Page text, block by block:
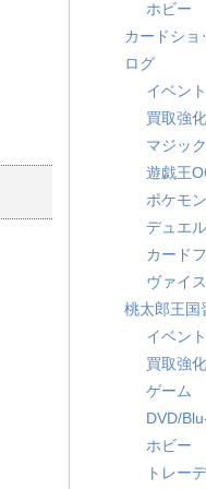
ホビー
カードショ
ログ
イベン
買取強
マジッ
遊戯王
ポケモ
デュエ
カード
ヴァイ
桃太郎王国
イベン
買取強
ゲーム
DVD/
ホビー
トレー